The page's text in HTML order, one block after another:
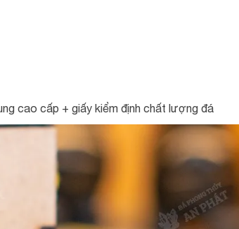
cao cấp + giấy kiểm định chất lượng đá